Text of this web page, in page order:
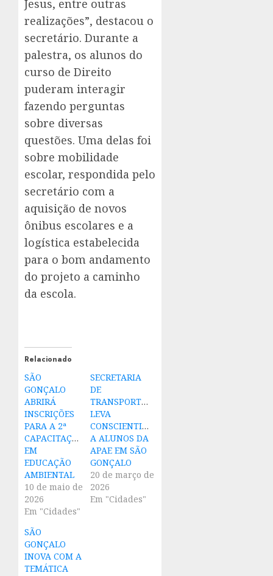
Jesus, entre outras
realizações”, destacou o
secretário. Durante a
palestra, os alunos do
curso de Direito
puderam interagir
fazendo perguntas
sobre diversas
questões. Uma delas foi
sobre mobilidade
escolar, respondida pelo
secretário com a
aquisição de novos
ônibus escolares e a
logística estabelecida
para o bom andamento
do projeto a caminho
da escola.
Relacionado
SÃO
GONÇALO
ABRIRÁ
INSCRIÇÕES
PARA A 2ª
CAPACITAÇÃO
EM
EDUCAÇÃO
AMBIENTAL
10 de maio de
2026
Em "Cidades"
SECRETARIA
DE
TRANSPORTES
LEVA
CONSCIENTIZAÇÃO
A ALUNOS DA
APAE EM SÃO
GONÇALO
20 de março de
2026
Em "Cidades"
SÃO
GONÇALO
INOVA COM A
TEMÁTICA